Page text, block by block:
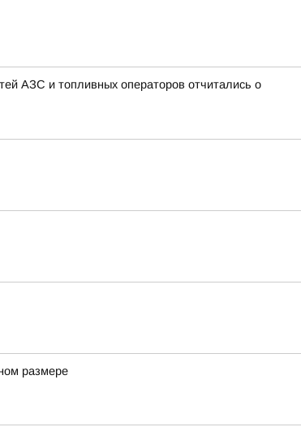
АЗС и топливных операторов отчитались о
размере